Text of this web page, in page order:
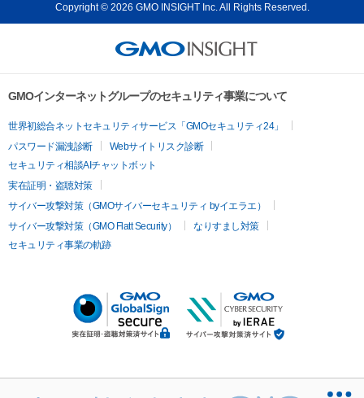
Copyright © 2026 GMO INSIGHT Inc. All Rights Reserved.
GMOインターネットグループのセキュリティ事業について
世界初総合ネットセキュリティサービス「GMOセキュリティ24」
パスワード漏洩診断
Webサイトリスク診断
セキュリティ相談AIチャットボット
実在証明・盗聴対策
サイバー攻撃対策（GMOサイバーセキュリティ byイエラエ）
サイバー攻撃対策（GMO Flatt Security）
なりすまし対策
セキュリティ事業の軌跡